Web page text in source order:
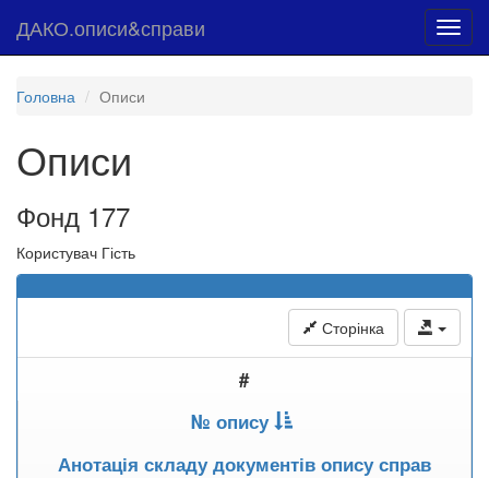
ДАКО.описи&справи
Головна Описи
Описи
Фонд 177
Користувач Гість
Сторінка
#
№ опису
Анотація складу документів опису справ